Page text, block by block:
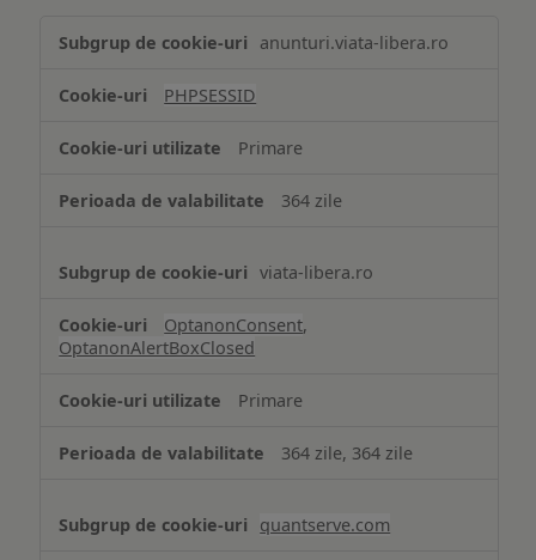
de
Cookie
necesare
anunturi.viata-libera.ro
PHPSESSID
Primare
364 zile
viata-libera.ro
OptanonConsent,
OptanonAlertBoxClosed
Primare
364 zile, 364 zile
quantserve.com